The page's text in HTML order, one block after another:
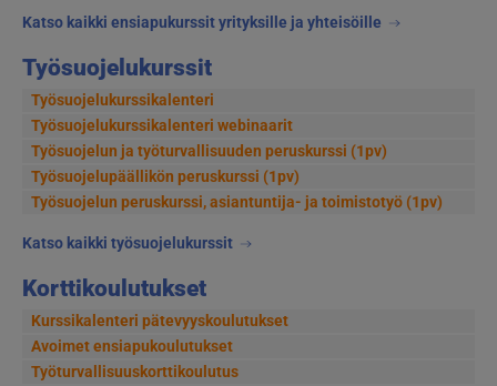
Katso kaikki ensiapukurssit yrityksille ja yhteisöille
Työsuojelukurssit
Työsuojelukurssikalenteri
Työsuojelukurssikalenteri webinaarit
Työsuojelun ja työturvallisuuden peruskurssi (1pv)
Työsuojelupäällikön peruskurssi (1pv)
Työsuojelun peruskurssi, asiantuntija- ja toimistotyö (1pv)
Katso kaikki työsuojelukurssit
Korttikoulutukset
Kurssikalenteri pätevyyskoulutukset
Avoimet ensiapukoulutukset
Työturvallisuuskorttikoulutus